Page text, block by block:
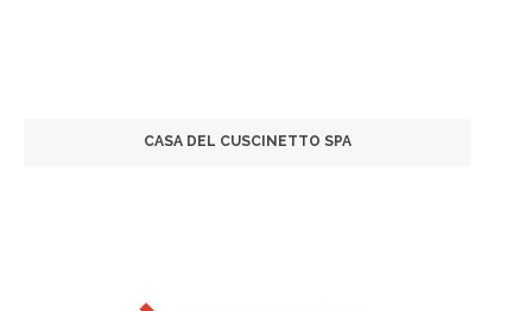
CASA DEL CUSCINETTO SPA